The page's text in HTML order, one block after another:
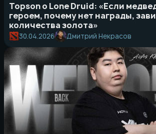
Topson о Lone Druid: «Если
героем, почему нет награды,
количества золота»
30.04.2026 Дмитрий Некрасов